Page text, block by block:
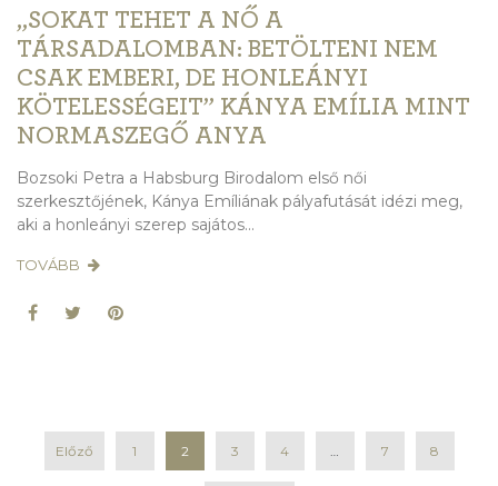
„SOKAT TEHET A NŐ A
TÁRSADALOMBAN: BETÖLTENI NEM
CSAK EMBERI, DE HONLEÁNYI
KÖTELESSÉGEIT” KÁNYA EMÍLIA MINT
NORMASZEGŐ ANYA
Bozsoki Petra a Habsburg Birodalom első női
szerkesztőjének, Kánya Emíliának pályafutását idézi meg,
aki a honleányi szerep sajátos...
TOVÁBB
Előző 1 2 3 4 … 7 8